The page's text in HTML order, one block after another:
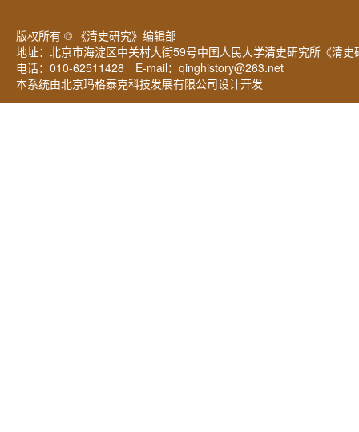
版权所有 © 《清史研究》编辑部
地址：北京市海淀区中关村大街59号中国人民大学清史研究所《
电话：010-62511428 E-mail： qinghistory@263.net
本系统由北京玛格泰克科技发展有限公司设计开发